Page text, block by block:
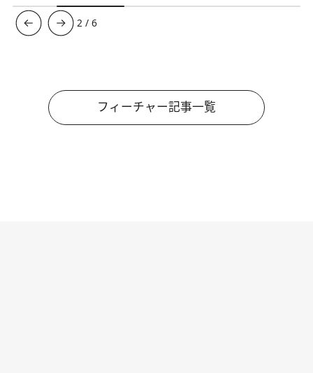
3 /6
フィーチャー記事一覧